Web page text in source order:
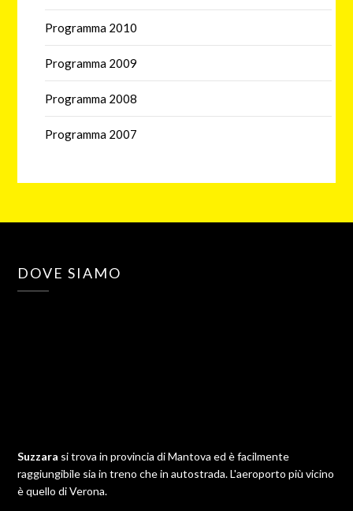
Programma 2010
Programma 2009
Programma 2008
Programma 2007
DOVE SIAMO
Suzzara si trova in provincia di Mantova ed è facilmente
raggiungibile sia in treno che in autostrada. L'aeroporto più vicino
è quello di Verona.